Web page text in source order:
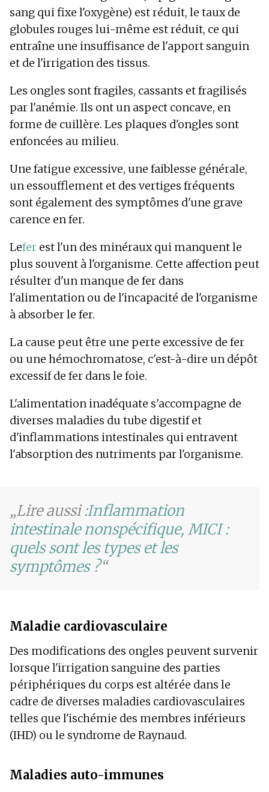
sang qui fixe l'oxygène) est réduit, le taux de
globules rouges lui-même est réduit, ce qui
entraîne une insuffisance de l'apport sanguin
et de l'irrigation des tissus.
Les ongles sont fragiles, cassants et fragilisés
par l'anémie. Ils ont un aspect concave, en
forme de cuillère. Les plaques d'ongles sont
enfoncées au milieu.
Une fatigue excessive, une faiblesse générale,
un essoufflement et des vertiges fréquents
sont également des symptômes d'une grave
carence en fer.
Lefer est l'un des minéraux qui manquent le
plus souvent à l'organisme. Cette affection peut
résulter d'un manque de fer dans
l'alimentation ou de l'incapacité de l'organisme
à absorber le fer.
La cause peut être une perte excessive de fer
ou une hémochromatose, c'est-à-dire un dépôt
excessif de fer dans le foie.
L'alimentation inadéquate s'accompagne de
diverses maladies du tube digestif et
d'inflammations intestinales qui entravent
l'absorption des nutriments par l'organisme.
Lire aussi :Inflammation
intestinale nonspécifique, MICI :
quels sont les types et les
symptômes ?
Maladie cardiovasculaire
Des modifications des ongles peuvent survenir
lorsque l'irrigation sanguine des parties
périphériques du corps est altérée dans le
cadre de diverses maladies cardiovasculaires
telles que l'ischémie des membres inférieurs
(IHD) ou le syndrome de Raynaud.
Maladies auto-immunes